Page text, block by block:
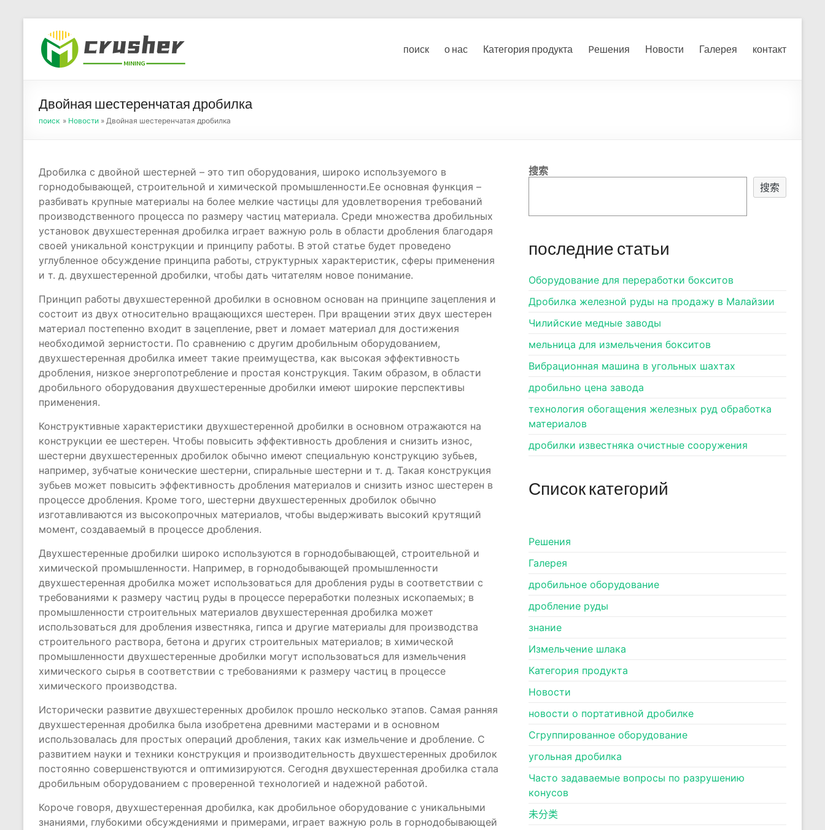
content
Оборудование для дробления угля, измельчения печного
поиск о нас Категория продукта Pешения Новости Галерея контакт
Двойная шестеренчатая дробилка
поиск » Новости » Двойная шестеренчатая дробилка
Дробилка с двойной шестерней – это тип оборудования, широко используемого в
горнодобывающей, строительной и химической промышленности.Ее основная функция –
разбивать крупные материалы на более мелкие частицы для удовлетворения требований
производственного процесса по размеру частиц материала. Среди множества дробильных
установок двухшестеренная дробилка играет важную роль в области дробления благодаря
своей уникальной конструкции и принципу работы. В этой статье будет проведено
углубленное обсуждение принципа работы, структурных характеристик, сферы применения
и т. д. двухшестеренной дробилки, чтобы дать читателям новое понимание.
Принцип работы двухшестеренной дробилки в основном основан на принципе зацепления и
состоит из двух относительно вращающихся шестерен. При вращении этих двух шестерен
материал постепенно входит в зацепление, рвет и ломает материал для достижения
необходимой зернистости. По сравнению с другим дробильным оборудованием,
двухшестеренная дробилка имеет такие преимущества, как высокая эффективность
дробления, низкое энергопотребление и простая конструкция. Таким образом, в области
дробильного оборудования двухшестеренные дробилки имеют широкие перспективы
применения.
Конструктивные характеристики двухшестеренной дробилки в основном отражаются на
конструкции ее шестерен. Чтобы повысить эффективность дробления и снизить износ,
шестерни двухшестеренных дробилок обычно имеют специальную конструкцию зубьев,
например, зубчатые конические шестерни, спиральные шестерни и т. д. Такая конструкция
зубьев может повысить эффективность дробления материалов и снизить износ шестерен в
процессе дробления. Кроме того, шестерни двухшестеренных дробилок обычно
изготавливаются из высокопрочных материалов, чтобы выдерживать высокий крутящий
момент, создаваемый в процессе дробления.
Двухшестеренные дробилки широко используются в горнодобывающей, строительной и
химической промышленности. Например, в горнодобывающей промышленности
двухшестеренная дробилка может использоваться для дробления руды в соответствии с
требованиями к размеру частиц руды в процессе переработки полезных ископаемых; в
промышленности строительных материалов двухшестеренная дробилка может
использоваться для дробления известняка, гипса и другие материалы для производства
строительного раствора, бетона и других строительных материалов; в химической
промышленности двухшестеренные дробилки могут использоваться для измельчения
химического сырья в соответствии с требованиями к размеру частиц в процессе
химического производства.
Исторически развитие двухшестеренных дробилок прошло несколько этапов. Самая ранняя
двухшестеренная дробилка была изобретена древними мастерами и в основном
использовалась для простых операций дробления, таких как измельчение и дробление. С
развитием науки и техники конструкция и производительность двухшестеренных дробилок
постоянно совершенствуются и оптимизируются. Сегодня двухшестеренная дробилка стала
дробильным оборудованием с проверенной технологией и надежной работой.
Короче говоря, двухшестеренная дробилка, как дробильное оборудование с уникальными
знаниями, глубокими обсуждениями и примерами, играет важную роль в горнодобывающей
搜索
搜索
последние статьи
Оборудование для переработки бокситов
Дробилка железной руды на продажу в Малайзии
Чилийские медные заводы
мельница для измельчения бокситов
Вибрационная машина в угольных шахтах
дробильно цена завода
технология обогащения железных руд обработка
материалов
дробилки известняка очистные сооружения
Список категорий
Pешения
Галерея
дробильное оборудование
дробление руды
знание
Измельчение шлака
Категория продукта
Новости
новости о портативной дробилке
Сгруппированное оборудование
угольная дробилка
Часто задаваемые вопросы по разрушению
конусов
未分类